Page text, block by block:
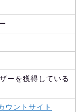
ーを獲得している
ウントサイト